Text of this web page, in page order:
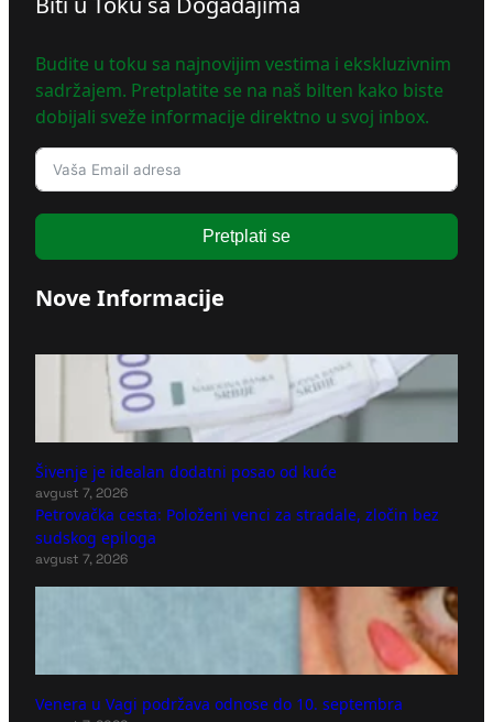
Budite u toku sa najnovijim vestima i ekskluzivnim
sadržajem. Pretplatite se na naš bilten kako biste
dobijali sveže informacije direktno u svoj inbox.
Pretplati se
Nove Informacije
Šivenje je idealan dodatni posao od kuće
avgust 7, 2026
Petrovačka cesta: Položeni venci za stradale, zločin bez
sudskog epiloga
avgust 7, 2026
Venera u Vagi podržava odnose do 10. septembra